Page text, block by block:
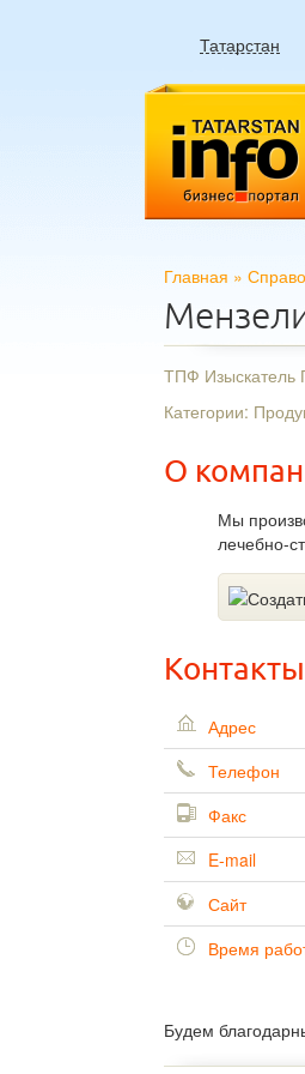
Татарстан
Главная »
ТПФ Изыскатель
Категории:
О
Мы
лечебно-
Контакты
Адрес
Телефон
Факс
E-mail
Сайт
Время
Будем